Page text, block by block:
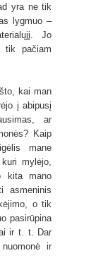
yra ne tik
lygmuo –
Jo
tik pačiam
kai man
į abipusį
ar
Kaip
mane
mylėjo,
kita mano
asmeninis
o tik
pasirūpina
ir t. t. Dar
ir